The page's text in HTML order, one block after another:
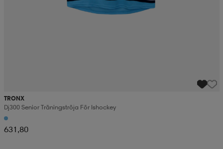
TRONX
Dj300 Senior Träningströja För Ishockey
631,80